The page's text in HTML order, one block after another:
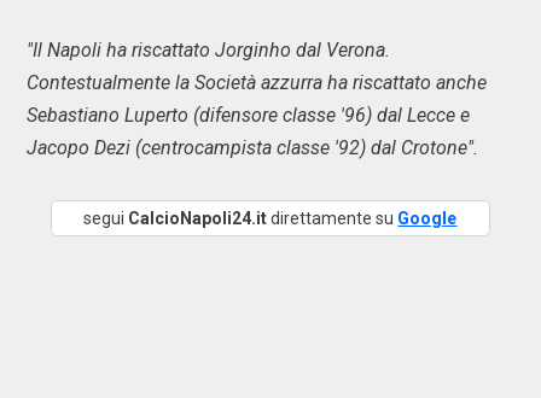
"Il Napoli ha riscattato Jorginho dal Verona.
Contestualmente la Società azzurra ha riscattato anche
Sebastiano Luperto (difensore classe '96) dal Lecce e
Jacopo Dezi (centrocampista classe '92) dal Crotone".
segui CalcioNapoli24.itdirettamente su Google